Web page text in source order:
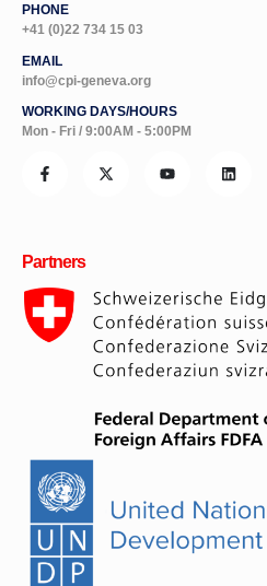
PHONE
+41 (0)22 734 15 03
EMAIL
info@cpi-geneva.org
WORKING DAYS/HOURS
Mon - Fri / 9:00AM - 5:00PM
Partners